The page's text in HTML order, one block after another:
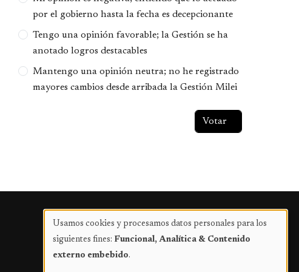
por el gobierno hasta la fecha es decepcionante
Tengo una opinión favorable; la Gestión se ha
anotado logros destacables
Mantengo una opinión neutra; no he registrado
mayores cambios desde arribada la Gestión Milei
Publicidad
Uso
de
Usamos cookies y procesamos datos personales para los
siguientes fines: Funcional, Analítica & Contenido
externo embebido.